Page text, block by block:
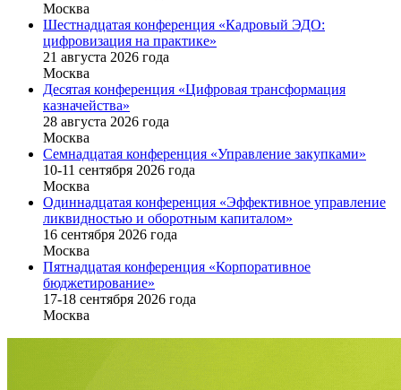
Москва
Шестнадцатая конференция «Кадровый ЭДО:
цифровизация на практике»
21 августа 2026 года
Москва
Десятая конференция «Цифровая трансформация
казначейства»
28 августа 2026 года
Москва
Семнадцатая конференция «Управление закупками»
10-11 сентября 2026 года
Москва
Одиннадцатая конференция «Эффективное управление
ликвидностью и оборотным капиталом»
16 cентября 2026 года
Москва
Пятнадцатая конференция «Корпоративное
бюджетирование»
17-18 сентября 2026 года
Москва